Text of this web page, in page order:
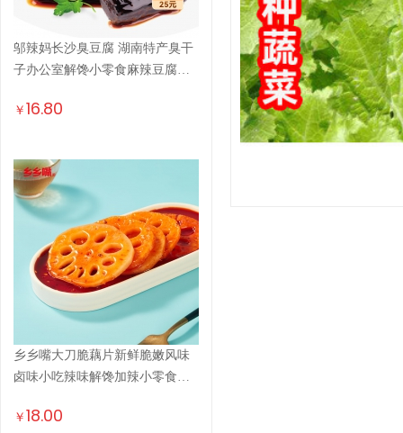
邬辣妈长沙臭豆腐 湖南特产臭干
子办公室解馋小零食麻辣豆腐干
￥16.80
乡乡嘴大刀脆藕片新鲜脆嫩风味
卤味小吃辣味解馋加辣小零食柯
￥18.00